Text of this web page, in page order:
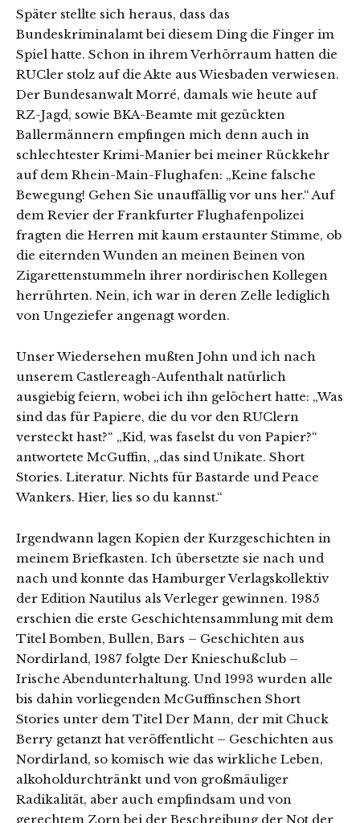
Später stellte sich heraus, dass das
Bundeskriminalamt bei diesem Ding die Finger im
Spiel hatte. Schon in ihrem Verhörraum hatten die
RUCler stolz auf die Akte aus Wiesbaden verwiesen.
Der Bundesanwalt Morré, damals wie heute auf
RZ-Jagd, sowie BKA-Beamte mit gezückten
Ballermännern empfingen mich denn auch in
schlechtester Krimi-Manier bei meiner Rückkehr
auf dem Rhein-Main-Flughafen: „Keine falsche
Bewegung! Gehen Sie unauffällig vor uns her.“ Auf
dem Revier der Frankfurter Flughafenpolizei
fragten die Herren mit kaum erstaunter Stimme, ob
die eiternden Wunden an meinen Beinen von
Zigarettenstummeln ihrer nordirischen Kollegen
herrührten. Nein, ich war in deren Zelle lediglich
von Ungeziefer angenagt worden.
Unser Wiedersehen mußten John und ich nach
unserem Castlereagh-Aufenthalt natürlich
ausgiebig feiern, wobei ich ihn gelöchert hatte: „Was
sind das für Papiere, die du vor den RUClern
versteckt hast?“ „Kid, was faselst du von Papier?“
antwortete McGuffin, „das sind Unikate. Short
Stories. Literatur. Nichts für Bastarde und Peace
Wankers. Hier, lies so du kannst.“
Irgendwann lagen Kopien der Kurzgeschichten in
meinem Briefkasten. Ich übersetzte sie nach und
nach und konnte das Hamburger Verlagskollektiv
der Edition Nautilus als Verleger gewinnen. 1985
erschien die erste Geschichtensammlung mit dem
Titel Bomben, Bullen, Bars – Geschichten aus
Nordirland, 1987 folgte Der Knieschußclub –
Irische Abendunterhaltung. Und 1993 wurden alle
bis dahin vorliegenden McGuffinschen Short
Stories unter dem Titel Der Mann, der mit Chuck
Berry getanzt hat veröffentlicht – Geschichten aus
Nordirland, so komisch wie das wirkliche Leben,
alkoholdurchtränkt und von großmäuliger
Radikalität, aber auch empfindsam und von
gerechtem Zorn bei der Beschreibung der Not der